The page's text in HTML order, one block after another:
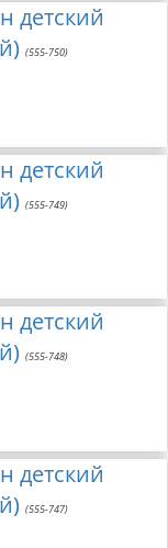
детский
(555-750)
детский
(555-749)
детский
(555-748)
детский
(555-747)